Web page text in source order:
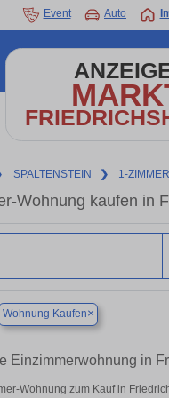
Event Auto
SPALTENSTEIN ❯ 1-
Wohnung kaufen in
Wohnung Kaufen×
Einzimmerwohnung in
Wohnung zum Kauf in